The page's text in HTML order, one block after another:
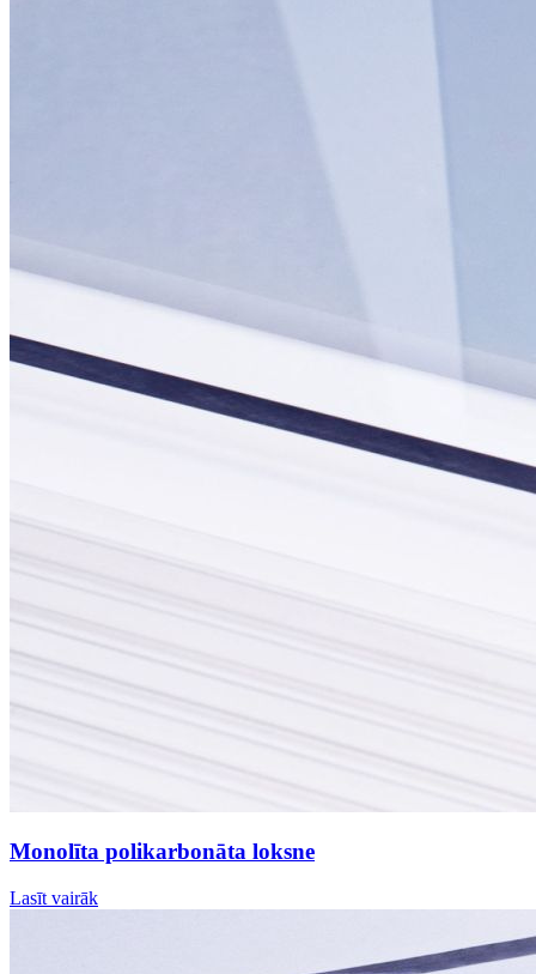
Monolīta polikarbonāta loksne
Lasīt vairāk